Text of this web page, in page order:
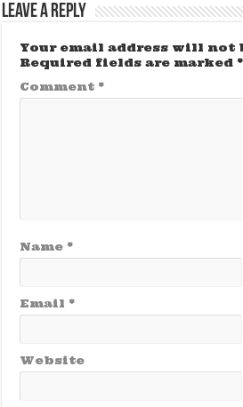
Leave a Reply
Your email address will not
Required fields are marked *
Comment *
Name *
Email *
Website